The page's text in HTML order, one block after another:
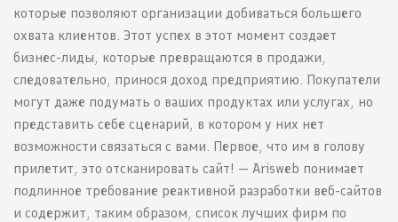
которые позволяют организации добиваться большего
охвата клиентов. Этот успех в этот момент создает
бизнес-лиды, которые превращаются в продажи,
следовательно, принося доход предприятию. Покупатели
могут даже подумать о ваших продуктах или услугах, но
представить себе сценарий, в котором у них нет
возможности связаться с вами. Первое, что им в голову
прилетит, это отсканировать сайт! — Arisweb понимает
подлинное требование реактивной разработки веб-сайтов
и содержит, таким образом, список лучших фирм по